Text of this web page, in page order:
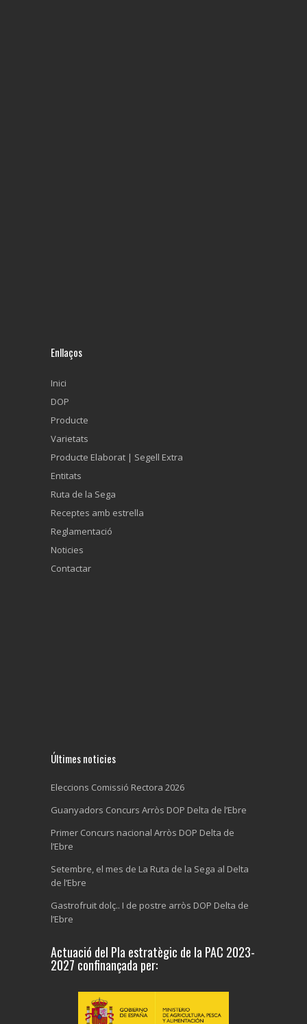
Enllaços
Inici
DOP
Producte
Varietats
Producte Elaborat | Segell Extra
Entitats
Ruta de la Sega
Receptes amb estrella
Reglamentació
Noticies
Contactar
Últimes noticies
Eleccions Comissió Rectora 2026
Guanyadors Concurs Arròs DOP Delta de l’Ebre
Primer Concurs nacional Arròs DOP Delta de
l’Ebre
Setembre, el mes de La Ruta de la Sega al Delta
de l’Ebre
Gastrofruit dolç.. I de postre arròs DOP Delta de
l’Ebre
Actuació del Pla estratègic de la PAC 2023-
2027 confinançada per: